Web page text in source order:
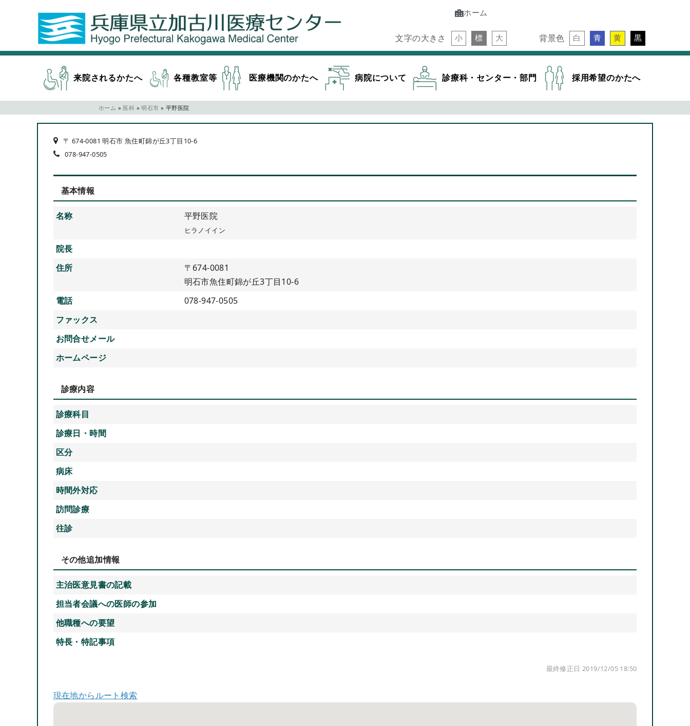
ホーム
文字の大きさ 小 標 大 背景色 白 青 黄 黒
来院されるかたへ 各種教室等 医療機関のかたへ 病院について 診療科・センター・部門 採用希望のかたへ
ホーム » 医科 » 明石市 » 平野医院
〒 674-0081 明石市 魚住町錦が丘3丁目10-6
078-947-0505
基本情報
名称 平野医院
ヒラノイイン
院長
住所
〒674-0081
明石市魚住町錦が丘3丁目10-6
電話
078-947-0505
ファックス
お問合せメール
ホームページ
診療内容
診療科目
診療日・時間
区分
病床
時間外対応
訪問診療
往診
その他追加情報
主治医意見書の記載
担当者会議への医師の参加
他職種への要望
特長・特記事項
最終修正日 2019/12/05 18:50
現在地からルート検索